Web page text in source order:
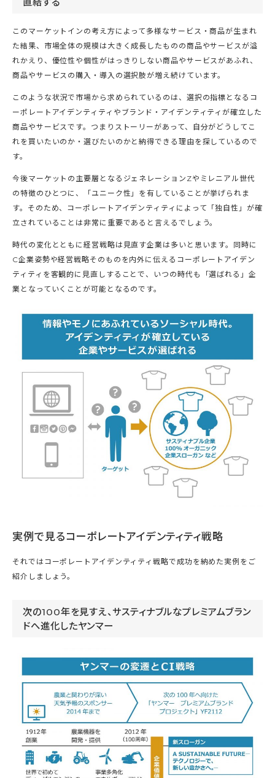
このマーケットインの考え方によって多様なサービス・商品が生まれ
た結果、市場全体の規模は大きく成長したものの商品やサービスが溢
れかえり、優位性や個性がはっきりしない商品やサービスがあふれ、
商品やサービスの購入・導入の選択肢が増え続けています。
このような状況で市場から求められているのは、選択の指標となるコ
ーポレートアイデンティティやブランド・アイデンティティが確立した
商品やサービスです。つまりストーリーがあって、自分がどうしてこ
れを買いたいのか・選びたいのかと納得できる理由を探しているので
す。
今後マーケットの主要層となるジェネレーションZやミレニアル世代
の特徴のひとつに、「ユニーク性」を有していることが挙げられま
す。そのため、コーポレートアイデンティティによって「独自性」が確
立されていることは非常に重要であると言えるでしょう。
時代の変化とともに経営戦略は見直す企業は多いと思います。同時に
C企業姿勢や経営戦略そのものを内外に伝えるコーポレートアイデン
ティティを客観的に見直しすることで、いつの時代も「選ばれる」企
業となっていくことが可能となるのです。
実例で見るコーポレートアイデンティティ戦略
それではコーポレートアイデンティティ戦略で成功を納めた実例をご
紹介しましょう。
次の100年を見すえ、サスティナブルなプレミアムブラン
ドへ進化したヤンマー